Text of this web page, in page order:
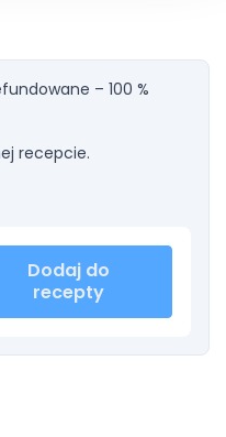
– 100 %
recepcie.
Dodaj do
recepty